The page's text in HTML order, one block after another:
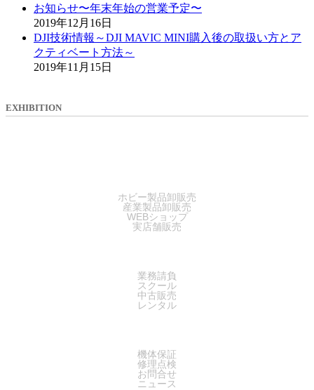
お知らせ〜年末年始の営業予定〜
2019年12月16日
DJI技術情報～DJI MAVIC MINI購入後の取扱い方とア
クティベート方法～
2019年11月15日
EXHIBITION
ホビー製品卸販売
産業製品卸販売
WEBショップ
実店舗販売
業務請負
スクール
中古販売
レンタル
機体保証
修理点検
お問合せ
ニュース